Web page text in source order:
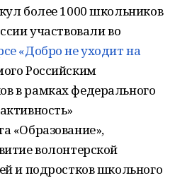
более 1000 школьников
участвовали во
«Добро не уходит на
Российским
в рамках федерального
«Образование»,
волонтерской
и подростков школьного